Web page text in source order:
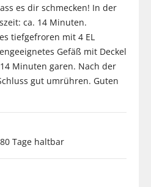
es dir schmecken! In der
ca. 14 Minuten.
tiefgefroren mit 4 EL
Gefäß mit Deckel
Minuten garen. Nach der
gut umrühren. Guten
Tage haltbar